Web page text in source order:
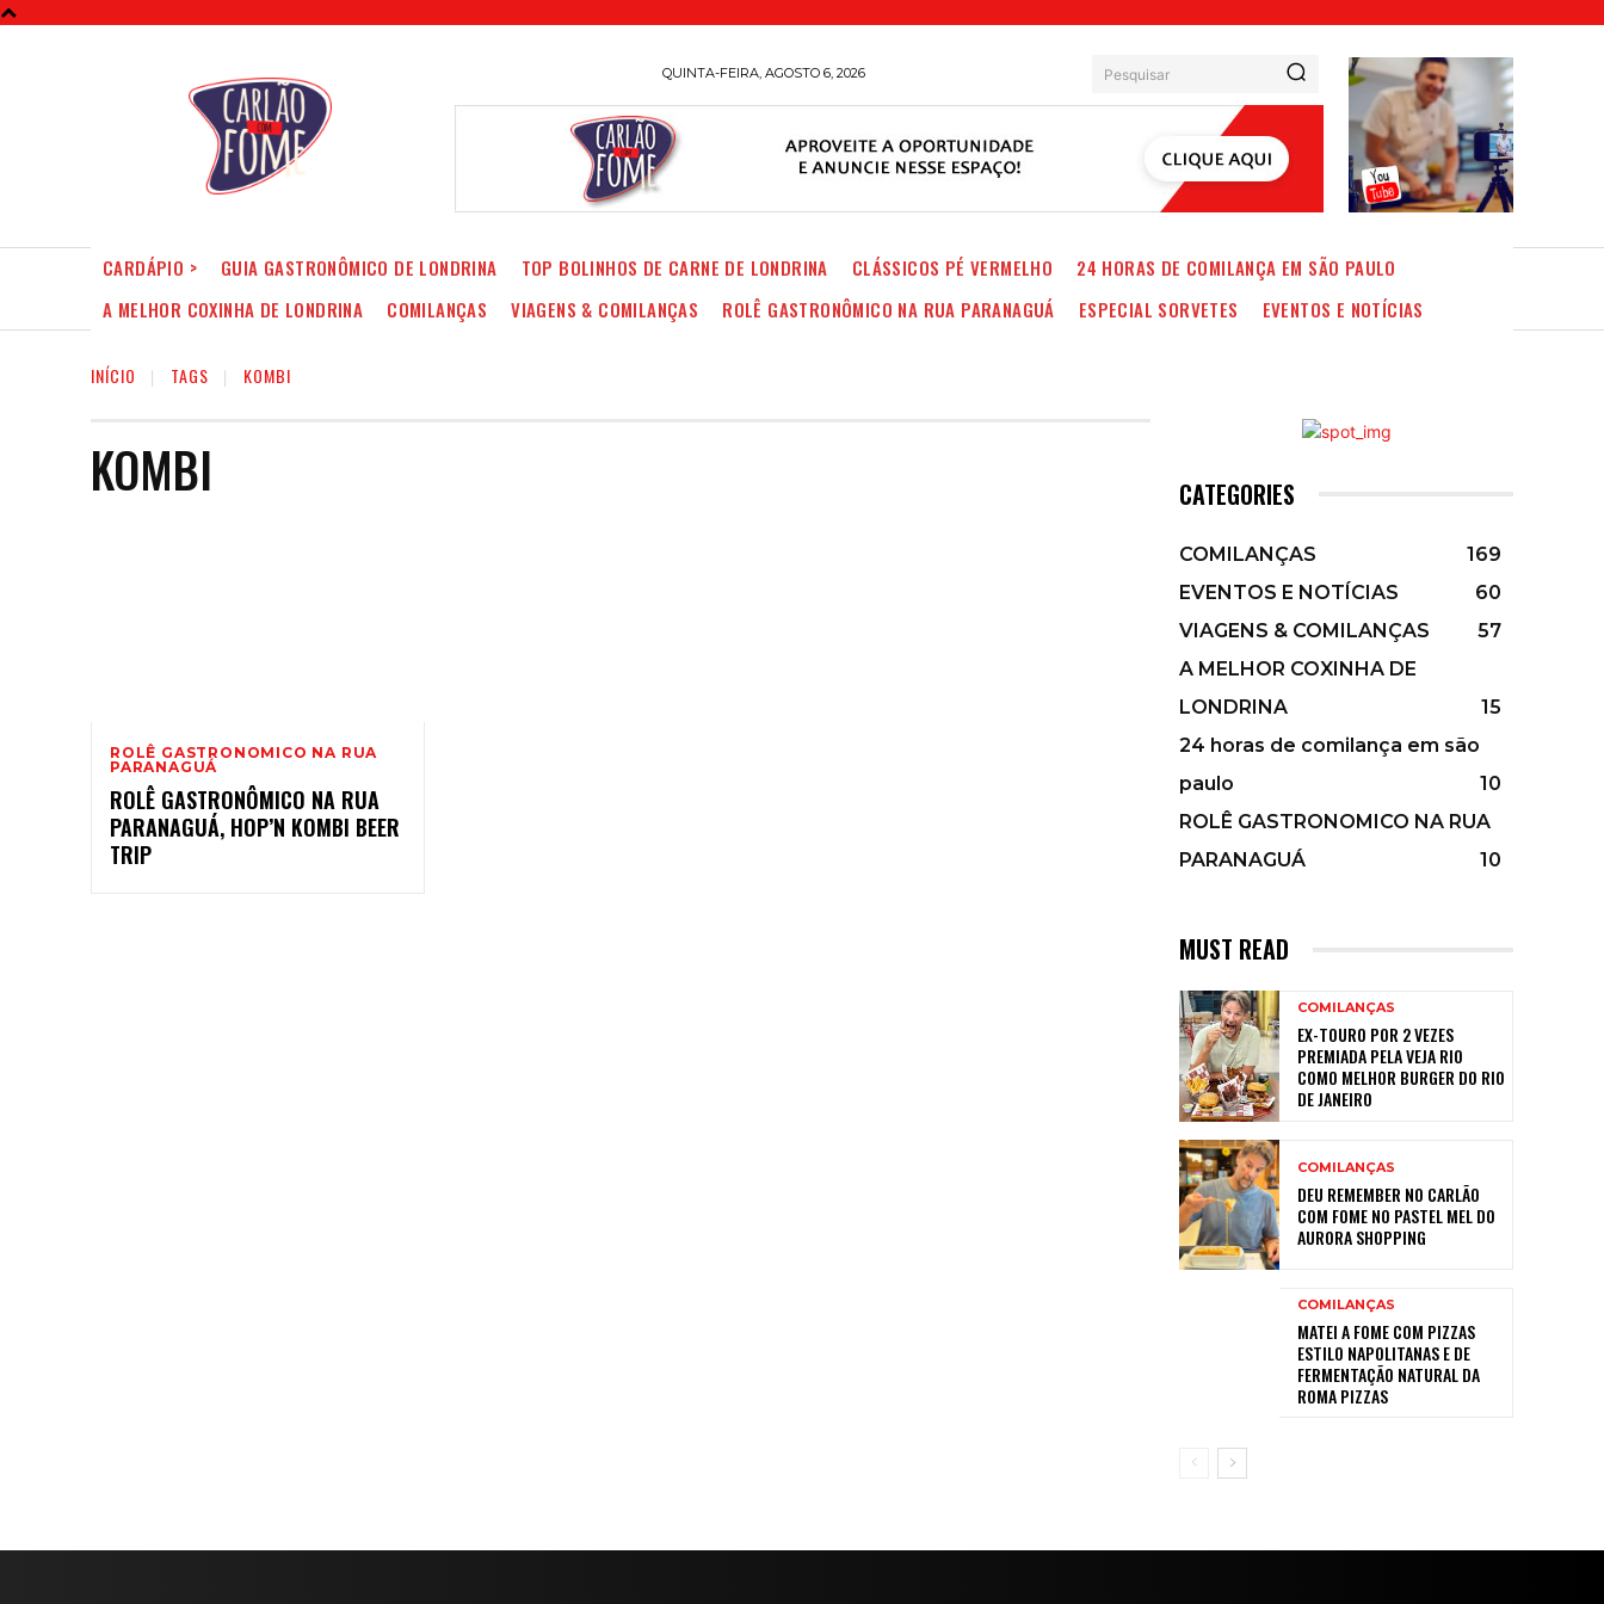
QUINTA-FEIRA, AGOSTO 6, 2026 Pesquisar
CARDÁPIO > GUIA GASTRONÔMICO DE LONDRINA TOP BOLINHOS DE CARNE DE LONDRINA CLÁSSICOS PÉ VERMELHO
24 HORAS DE COMILANÇA EM SÃO PAULO
A MELHOR COXINHA DE LONDRINA
COMILANÇAS VIAGENS & COMILANÇAS ROLÊ GASTRONÔMICO NA RUA PARANAGUÁ ESPECIAL SORVETES EVENTOS E NOTÍCIAS
INÍCIO TAGS KOMBI
KOMBI
ROLÊ GASTRONOMICO NA RUA
PARANAGUÁ
ROLÊ GASTRONÔMICO NA RUA
PARANAGUÁ, HOP’N KOMBI BEER
TRIP
CATEGORIES
COMILANÇAS
169
EVENTOS E NOTÍCIAS
60
VIAGENS & COMILANÇAS
57
A MELHOR COXINHA DE
LONDRINA
15
24 horas de comilança em são
paulo
10
ROLÊ GASTRONOMICO NA RUA
PARANAGUÁ
10
MUST READ
COMILANÇAS
EX-TOURO POR 2 VEZES
PREMIADA PELA VEJA RIO
COMO MELHOR BURGER DO RIO
DE JANEIRO
COMILANÇAS
DEU REMEMBER NO CARLÃO
COM FOME NO PASTEL MEL DO
AURORA SHOPPING
COMILANÇAS
MATEI A FOME COM PIZZAS
ESTILO NAPOLITANAS E DE
FERMENTAÇÃO NATURAL DA
ROMA PIZZAS